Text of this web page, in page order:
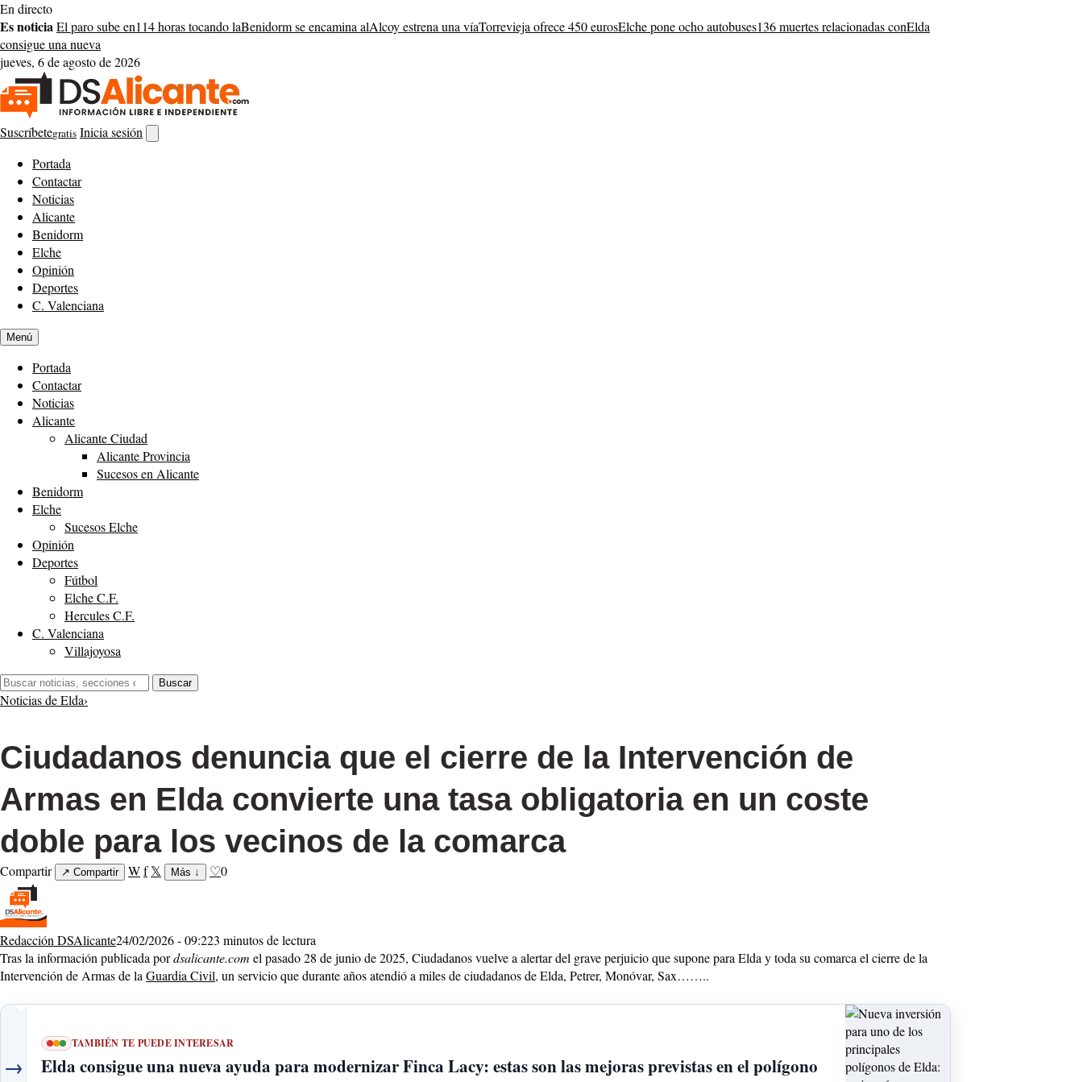
Saltar
al
contenido
En directo
Es noticiaEl paro sube en114 horas tocando laBenidorm se encamina alAlcoy estrena una víaTorrevieja ofrece 450 eurosElche pone ocho autobuses136 muertes relacionadas conElda
consigue una nueva
jueves, 6 de agosto de 2026
Suscríbetegratis Inicia sesión
buscador
Portada
Contactar
Noticias
Alicante
Benidorm
Elche
Opinión
Deportes
C. Valenciana
Menú
Portada
Contactar
Noticias
Alicante
Alicante Ciudad
Alicante Provincia
Sucesos en Alicante
Benidorm
Elche
Sucesos Elche
Opinión
Deportes
Fútbol
Elche C.F.
Hercules C.F.
C. Valenciana
Villajoyosa
Buscar:
Buscar
Noticias de Elda›
Ciudadanos denuncia que el cierre de la Intervención de
Armas en Elda convierte una tasa obligatoria en un coste
doble para los vecinos de la comarca
Compartir ↗ Compartir Wf 𝕏 Más ↓ ♡0
Redacción DSAlicante24/02/2026 - 09:223 minutos de lectura
Tras la información publicada pordsalicante.com el pasado 28 de junio de 2025, Ciudadanos vuelve a alertar del grave perjuicio que supone para Elda y toda su comarca el cierre de la
Intervención de Armas de la Guardia Civil, un servicio que durante años atendió a miles de ciudadanos de Elda, Petrer, Monóvar, Sax……..
→
TAMBIÉN TE PUEDE INTERESAR
Elda consigue una nueva ayuda para modernizar Finca Lacy: estas son las mejoras previstas en el polígono